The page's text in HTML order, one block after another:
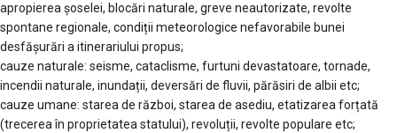
apropierea șoselei, blocări naturale, greve neautorizate, revolte
spontane regionale, condiții meteorologice nefavorabile bunei
desfășurări a itinerariului propus;
cauze naturale: seisme, cataclisme, furtuni devastatoare, tornade,
incendii naturale, inundații, deversări de fluvii, părăsiri de albii etc;
cauze umane: starea de război, starea de asediu, etatizarea forțată
(trecerea în proprietatea statului), revoluții, revolte populare etc;